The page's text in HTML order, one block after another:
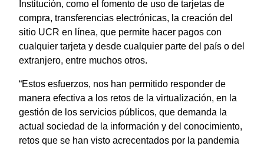
Institución, como el fomento de uso de tarjetas de
compra, transferencias electrónicas, la creación del
sitio UCR en línea, que permite hacer pagos con
cualquier tarjeta y desde cualquier parte del país o del
extranjero, entre muchos otros.
“Estos esfuerzos, nos han permitido responder de
manera efectiva a los retos de la virtualización, en la
gestión de los servicios públicos, que demanda la
actual sociedad de la información y del conocimiento,
retos que se han visto acrecentados por la pandemia